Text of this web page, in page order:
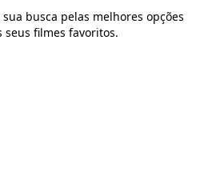
busca pelas melhores opções
filmes favoritos.